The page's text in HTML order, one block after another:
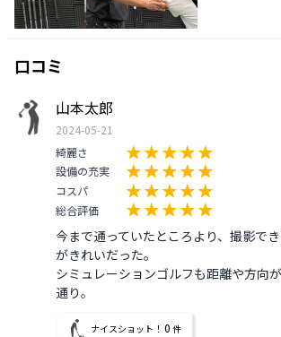
口コミ
山本太郎
2024-05-21
綺麗さ
設備の充実
コスパ
総合評価
今まで通っていたところより、撮影で
がきれいだった。
シミュレーションゴルフも距離や方向
通り。
ナイスショット！ 0 件